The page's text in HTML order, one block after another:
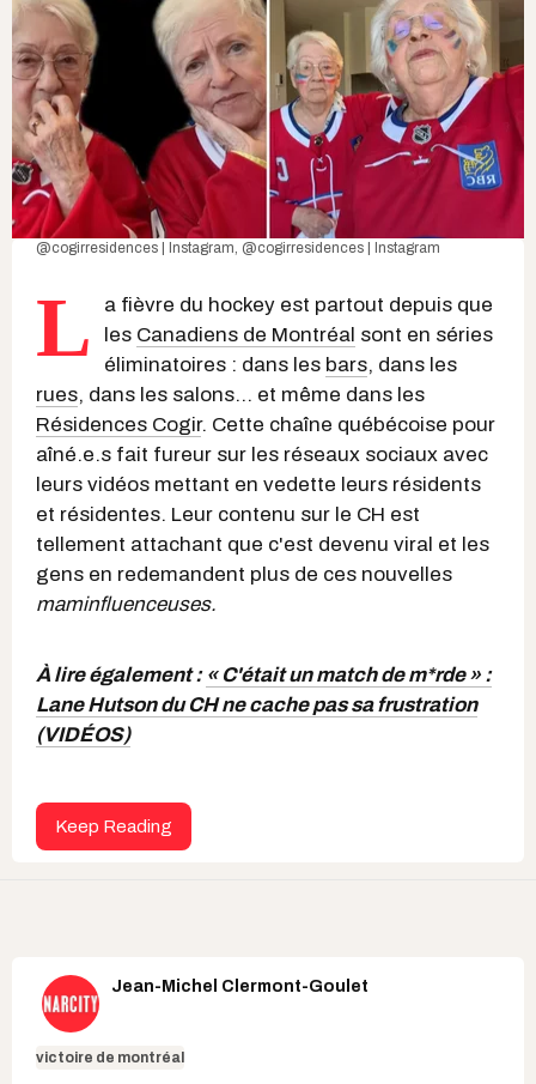
@cogirresidences | Instagram, @cogirresidences | Instagram
L
a fièvre du hockey est partout depuis que
les Canadiens de Montréal sont en séries
éliminatoires : dans les bars, dans les
rues, dans les salons... et même dans les
Résidences Cogir. Cette chaîne québécoise pour
aîné.e.s fait fureur sur les réseaux sociaux avec
leurs vidéos mettant en vedette leurs résidents
et résidentes. Leur contenu sur le CH est
tellement attachant que c'est devenu viral et les
gens en redemandent plus de ces nouvelles
maminfluenceuses.
À lire également : « C'était un match de m*rde » :
Lane Hutson du CH ne cache pas sa frustration
(VIDÉOS)
Keep Reading
Jean-Michel Clermont-Goulet
victoire de montréal